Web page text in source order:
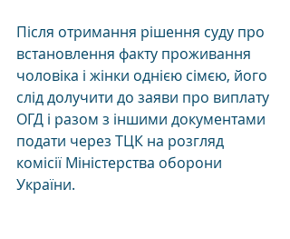
Після отримання рішення суду про
встановлення факту проживання
чоловіка і жінки однією сімєю, його
слід долучити до заяви про виплату
ОГД і разом з іншими документами
подати через ТЦК на розгляд
комісії Міністерства оборони
України.